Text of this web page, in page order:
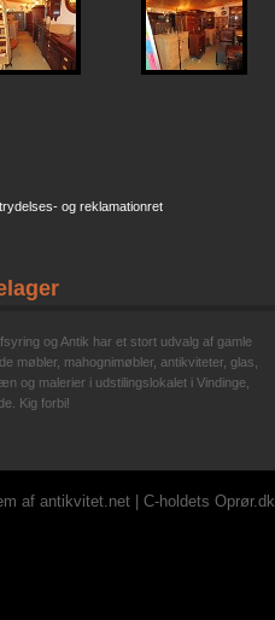
og reklamationret
og Antik har et stort udvalg af gamle
møbler, mahognimøbler, antikviteter, glas,
og malerier i udstilingslokalet i Vindinge,
Kig forbi!
af antikvitet.net | C-holdets Oprør.dk